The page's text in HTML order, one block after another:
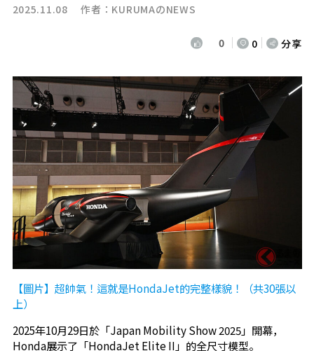
2025.11.08 作者： KURUMAのNEWS
0 0 分享
【圖片】超帥氣！這就是HondaJet的完整樣貌！（共30張以
上）
2025年10月29日於「Japan Mobility Show 2025」開幕，
Honda展示了「HondaJet Elite II」的全尺寸模型。